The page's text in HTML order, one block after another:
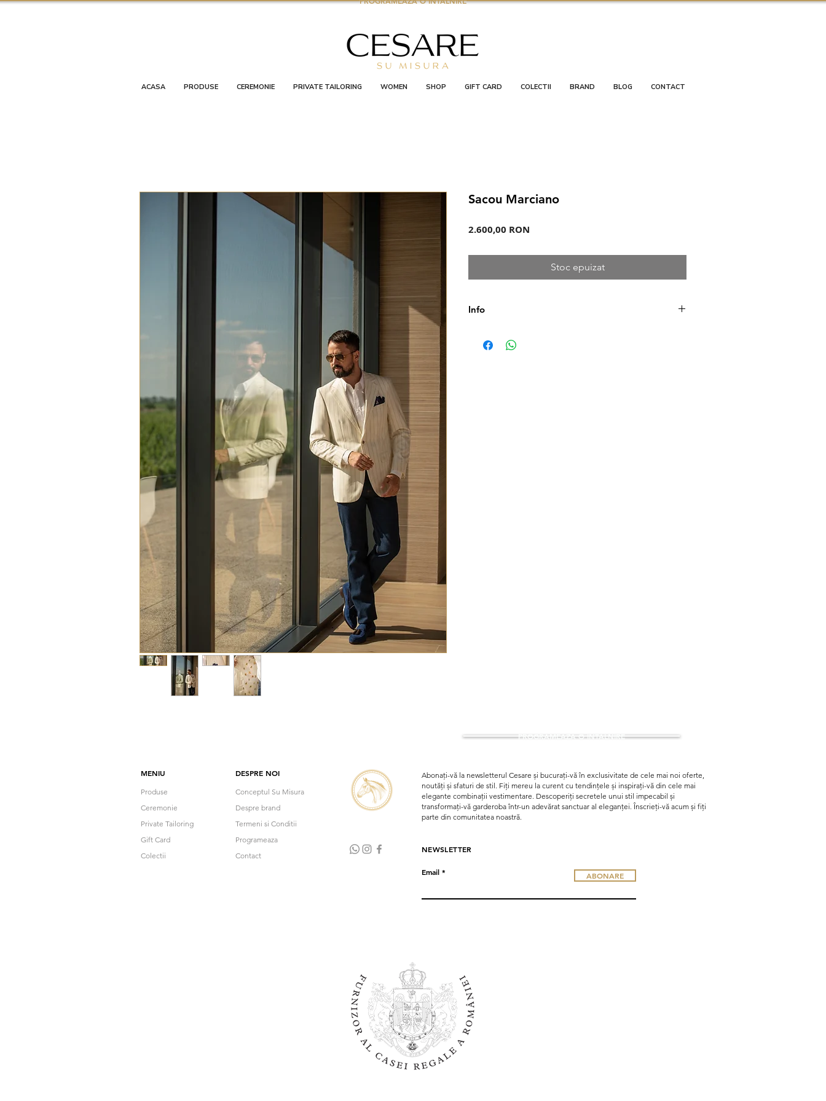
ACASA PRODUSE CEREMONIE PRIVATE TAILORING WOMEN SHOP GIFT CARD COLECTII BRAND BLOG CONTACT
Sacou Marciano
2.600,00 RON
Stoc epuizat
Info
Culoare : alb
PROGRAMEAZA O INTALNIRE
MENIU
Produse
Ceremonie
Private Tailoring
Gift Card
Colectii
DESPRE NOI
Conceptul Su Misura
Despre brand
Termeni si Conditii
Programeaza
Contact
Abonați-vă la newsletterul Cesare și bucurați-vă în exclusivitate de cele mai noi oferte,
noutăți și sfaturi de stil. Fiți mereu la curent cu tendințele și inspirați-vă din cele mai
elegante combinații vestimentare. Descoperiți secretele unui stil impecabil și
transformați-vă garderoba într-un adevărat sanctuar al eleganței. Înscrieți-vă acum și fiți
parte din comunitatea noastră.
NEWSLETTER
Email ABONARE